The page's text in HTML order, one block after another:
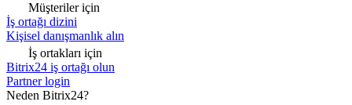
Müşteriler için
İş ortağı dizini
Kişisel danışmanlık alın
İş ortakları için
Bitrix24 iş ortağı olun
Partner login
Neden Bitrix24?